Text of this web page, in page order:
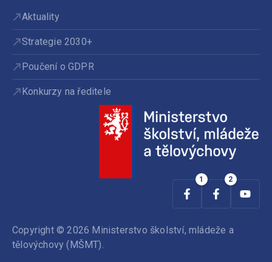
Aktuality
Strategie 2030+
Poučení o GDPR
Konkurzy na ředitele
Copyright © 2026 Ministerstvo školství, mládeže a
tělovýchovy (MŠMT).